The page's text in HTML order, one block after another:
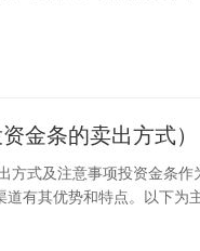
金条的卖出方式）
方式及注意事项投资金条作
有其优势和特点。以下为